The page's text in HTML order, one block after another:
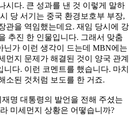
시다. 큰 성과를 낸 것 이렇게 말하
당 서기는 중국 환경보호부 부장,
관을 역임했는데요. 재임 당시에 강
추진 한 인물입니다. 그래서 맞춤
닌가 이런 생각이 드는데 MBN에는
먼지 문제가 해결된 것이 양국 관계
다. 이런 코멘트를 했습니다. 마치
소된 것처럼 보도를 한 거죠.
명 대통령의 발언을 전해 주셨는
미세먼지 상황은 어떻습니까?